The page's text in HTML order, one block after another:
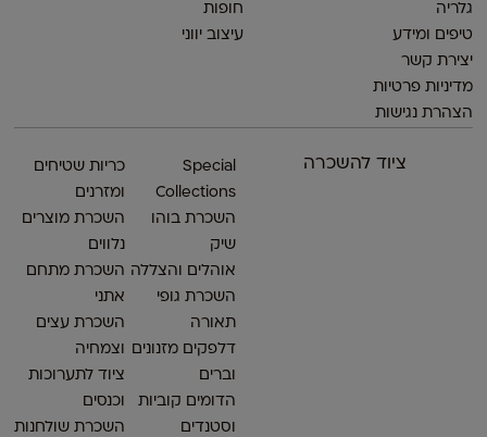
גלריה
טיפים ומידע
יצירת קשר
מדיניות פרטיות
הצהרת נגישות
ציוד להשכרה
Special
Collections
השכרת בוהו
שיק
אוהלים והצללה
השכרת גופי
תאורה
דלפקים מזנונים
וברים
הדומים קוביות
וסטנדים
כריות שטיחים
ומזרנים
השכרת מוצרים
נלווים
השכרת מתחם
אתני
השכרת עצים
וצמחיה
ציוד לתערוכות
וכנסים
השכרת שולחנות
חופות
עיצוב יווני